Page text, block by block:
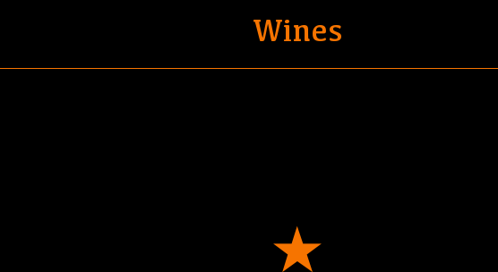
Wines